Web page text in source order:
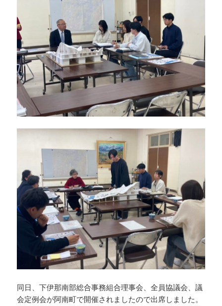
同日、下伊那南部総合事務組合理事会、全員協議会、議
会定例会が阿南町で開催されましたので出席しました。